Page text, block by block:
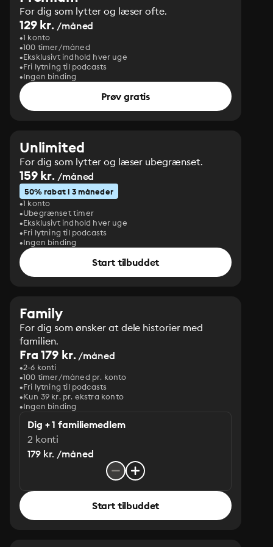
For dig som lytter og læser ofte.
129 kr. /måned
1 konto
100 timer/måned
Eksklusivt indhold hver uge
Fri lytning til podcasts
Ingen binding
Prøv gratis
Unlimited
For dig som lytter og læser ubegrænset.
159 kr. /måned
50% rabat i 3 måneder
1 konto
Ubegrænset timer
Eksklusivt indhold hver uge
Fri lytning til podcasts
Ingen binding
Start tilbuddet
Family
For dig som ønsker at dele historier med
familien.
Fra 179 kr./måned
2-6 konti
100 timer/måned pr. konto
Fri lytning til podcasts
Kun 39 kr. pr. ekstra konto
Ingen binding
Dig + 1 familiemedlem
2 konti
179 kr. /måned
Start tilbuddet